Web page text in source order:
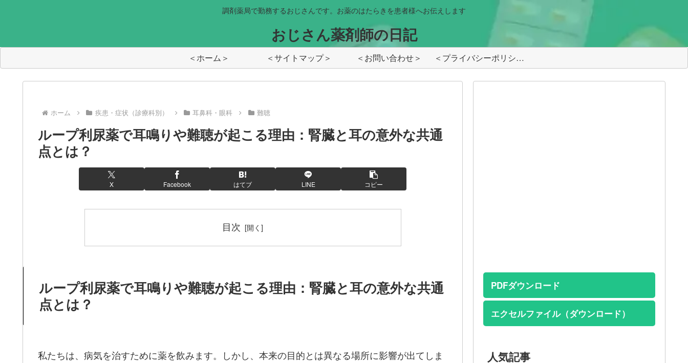
調剤薬局で勤務するおじさんです。お薬のはたらきを患者様へお伝えします
おじさん薬剤師の日記
＜ホーム＞ ＜サイトマップ＞ ＜お問い合わせ＞ ＜プライバシーポリシー＞
ホーム 疾患・症状（診療科別） 耳鼻科・眼科 難聴
ループ利尿薬で耳鳴りや難聴が起こる理由：腎臓と耳の意外な共通
点とは？
X Facebook はてブ LINE コピー
目次
ループ利尿薬で耳鳴りや難聴が起こる理由：腎臓と耳の意外な共通
点とは？
私たちは、病気を治すために薬を飲みます。しかし、本来の目的とは異なる場所に影響が出てしま
PDFダウンロード
エクセルファイル（ダウンロード）
人気記事